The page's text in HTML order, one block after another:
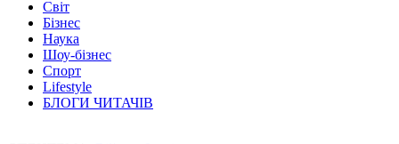
Світ
Бізнес
Наука
Шоу-бізнес
Спорт
Lifestyle
БЛОГИ ЧИТАЧІВ